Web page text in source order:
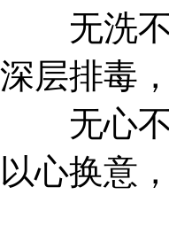
无洗不
深层排毒
无心不
以心换意